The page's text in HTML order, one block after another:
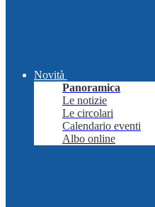
Novità
Panoramica
Le notizie
Le circolari
Calendario eventi
Albo online